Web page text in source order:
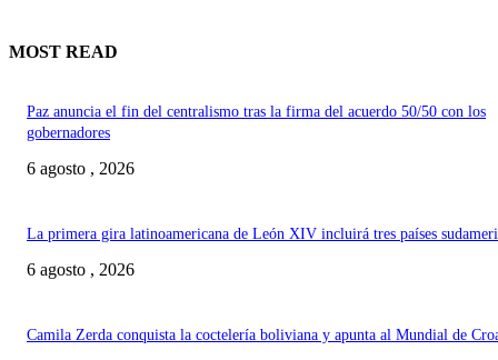
MOST READ
Paz anuncia el fin del centralismo tras la firma del acuerdo 50/50 con los
gobernadores
6 agosto , 2026
La primera gira latinoamericana de León XIV incluirá tres países
6 agosto , 2026
Camila Zerda conquista la coctelería boliviana y apunta al Mundial de